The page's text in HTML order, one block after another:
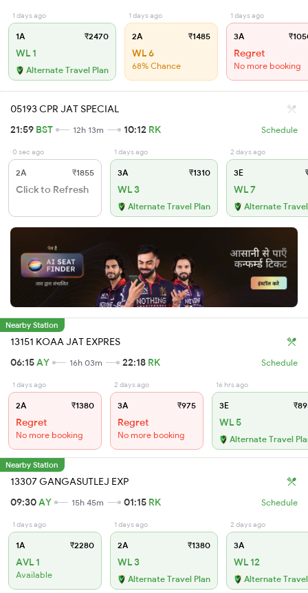
1 days ago
1A ₹2470
WL 1
Alternate Travel Plan
1 days ago
2A ₹1485
WL 6
68% Chance
1 days ago
3A
Regret
No more booking
05193 CPR JAT SPECIAL
21:59 BST 12h 13m 10:12 RK Schedule
0 sec ago
2A ₹1855
Click to Refresh
1 days ago
3A ₹1310
WL 3
Alternate Travel Plan
2 days ago
3E
WL 7
Alternate
Nearby Station
13151 KOAA JAT EXPRES
06:15AY 16h 03m 22:18 RK Schedule
1 days ago
2A ₹1380
Regret
No more booking
2 days ago
3A ₹975
Regret
No more booking
16 hrs ago
3E
WL 5
Alternate Travel
Nearby Station
13307 GANGASUTLEJ EXP
09:30AY 15h 45m 01:15 RK Schedule
1 days ago
1A ₹2280
AVL 1
Available
1 days ago
2A ₹1380
WL 3
Alternate Travel Plan
2 days ago
3A
WL 12
Alternate